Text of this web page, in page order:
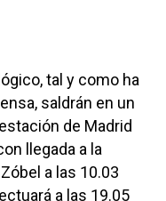
tal y como ha
saldrán en un
de Madrid
llegada a la
a las 10.03
a las 19.05